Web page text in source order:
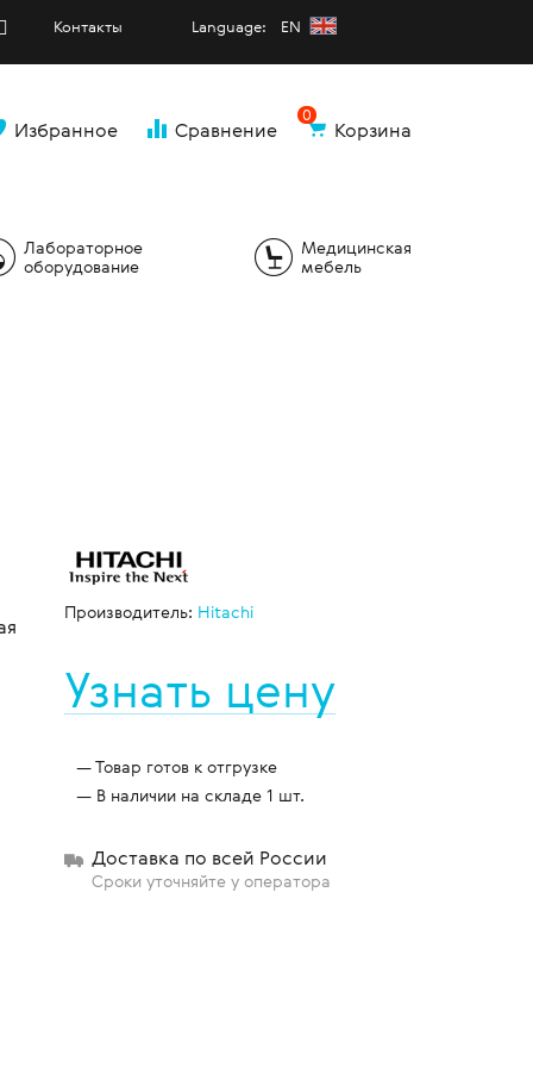
Контакты Language: EN
Избранное Сравнение
0
Корзина
Лабораторное
оборудование
Медицинская
мебель
Производитель: Hitachi
Узнать цену
Товар готов к отгрузке
В наличии на складе 1 шт.
Доставка по всей России
Сроки уточняйте у оператора